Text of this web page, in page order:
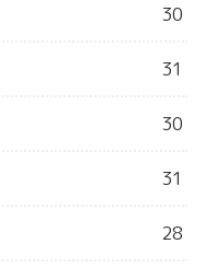
30
31
30
31
28